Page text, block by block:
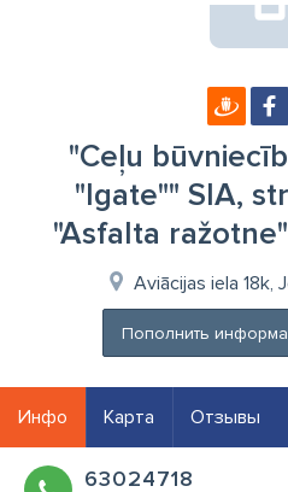
"Ceļu
"Igate"" SIA,
"Asfalta ražotne"
Aviācijas iela 18k,
Пополнить
Инфо Карта Отзывы
63024718